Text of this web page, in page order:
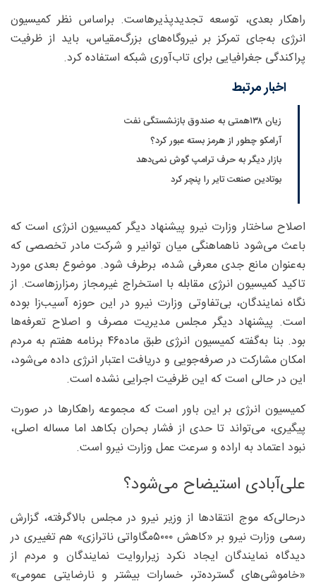
راهکار بعدی، توسعه تجدیدپذیرهاست. براساس نظر کمیسیون
انرژی به‌جای تمرکز بر نیروگاه‌های بزرگ‌مقیاس، باید از ظرفیت
پراکندگی جغرافیایی برای تاب‌آوری شبکه استفاده کرد.
اخبار مرتبط
زیان ۱۳۸همتی به صندوق بازنشستگی نفت
آرامکو چطور از هرمز بسته عبور کرد؟
بازار دیگر به حرف ترامپ گوش نمی‌دهد
بوتادین صنعت تایر را پنچر کرد
اصلاح ساختار وزارت نیرو پیشنهاد دیگر کمیسیون انرژی است که
باعث می‌شود ناهماهنگی میان توانیر و شرکت مادر تخصصی که
به‌عنوان مانع جدی معرفی شده، برطرف شود. موضوع بعدی مورد
تاکید کمیسیون انرژی مقابله با استخراج غیرمجاز رمزارزهاست. از
نگاه نمایندگان، بی‌تفاوتی وزارت نیرو در این حوزه آسیب‌زا بوده
است. پیشنهاد دیگر مجلس مدیریت مصرف و اصلاح تعرفه‌ها
بود. بنا به‌گفته کمیسیون انرژی طبق ماده۴۶‌ برنامه هفتم به مردم
امکان مشارکت در صرفه‌جویی و دریافت اعتبار انرژی داده می‌شود،
این در حالی است که این ظرفیت اجرایی نشده است.
کمیسیون انرژی بر این باور است که مجموعه راهکارها در صورت
پیگیری، می‌تواند تا حدی از فشار بحران بکاهد اما مساله اصلی،
نبود اعتماد به اراده و سرعت عمل وزارت نیرو است.
علی‌آبادی استیضاح می‌شود؟
درحالی‌که موج انتقادها از وزیر نیرو در مجلس بالاگرفته، گزارش
رسمی وزارت نیرو بر «کاهش ۵۰۰۰‌مگاواتی ناترازی» هم تغییری در
دیدگاه نمایندگان ایجاد نکرد زیراروایت نمایندگان و مردم از
«خاموشی‌های گسترده‌تر، خسارات بیشتر و نارضایتی عمومی»